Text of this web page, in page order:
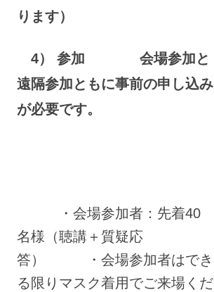
ります）
4） 参加 会場参加と
遠隔参加ともに事前の申し込み
が必要です。
・会場参加者：先着40
名様（聴講＋質疑応
答） ・会場参加者はでき
る限りマスク着用でご来場くだ